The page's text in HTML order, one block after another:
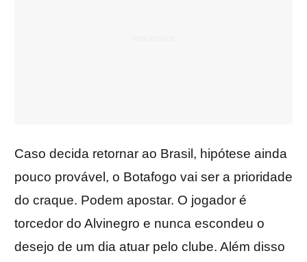
Caso decida retornar ao Brasil, hipótese ainda
pouco provável, o Botafogo vai ser a prioridade
do craque. Podem apostar. O jogador é
torcedor do Alvinegro e nunca escondeu o
desejo de um dia atuar pelo clube. Além disso